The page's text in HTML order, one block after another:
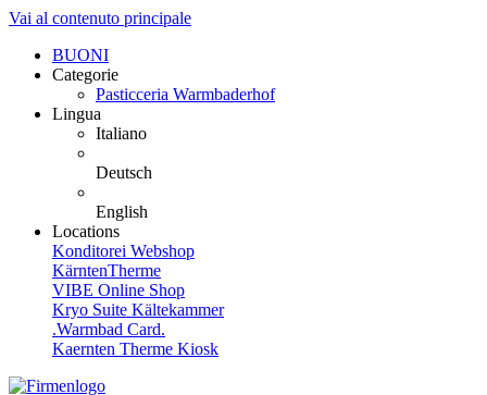
Vai al contenuto principale
BUONI
Categorie
Pasticceria Warmbaderhof
Lingua
Italiano
Deutsch
English
Locations
Konditorei Webshop
KärntenTherme
VIBE Online Shop
Kryo Suite Kältekammer
.Warmbad Card.
Kaernten Therme Kiosk